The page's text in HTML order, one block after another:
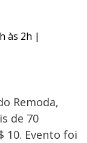
às 2h |
Remoda,
de 70
10. Evento foi